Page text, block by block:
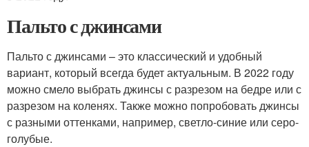
Пальто с джинсами
Пальто с джинсами – это классический и удобный
вариант, который всегда будет актуальным. В 2022 году
можно смело выбрать джинсы с разрезом на бедре или с
разрезом на коленях. Также можно попробовать джинсы
с разными оттенками, например, светло-синие или серо-
голубые.